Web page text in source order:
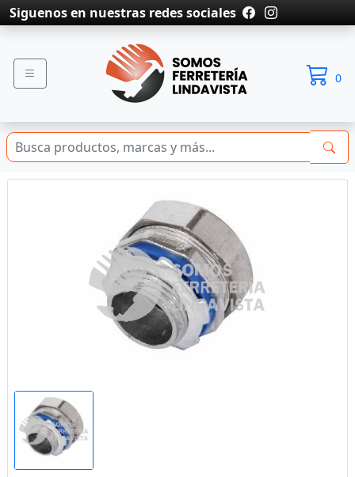
Siguenos en nuestras redes sociales
0